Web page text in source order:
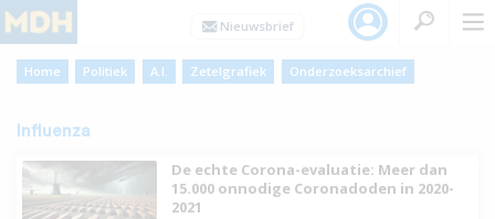
Home Politiek A.I. Zetelgrafiek Onderzoeksarchief
Influenza
De echte Corona-evaluatie: Meer dan
15.000 onnodige Coronadoden in 2020-
2021